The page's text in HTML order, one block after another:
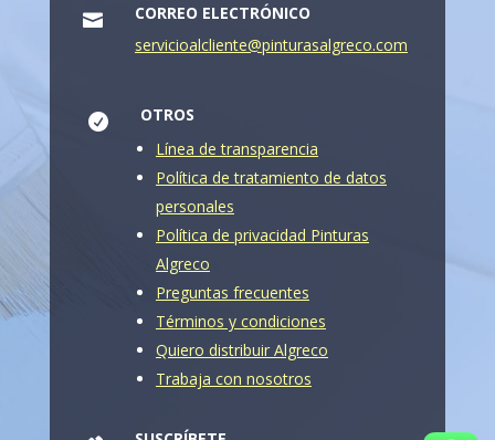

CORREO ELECTRÓNICO
servicioalcliente@pinturasalgreco.com

OTROS
Línea de transparencia
Política de tratamiento de datos
personales
Política de privacidad Pinturas
Algreco
Preguntas frecuentes
Términos y condiciones
Quiero distribuir Algreco
Trabaja con nosotros